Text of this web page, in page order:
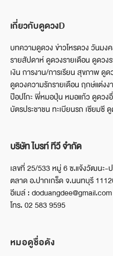
เกี่ยวกับดูดวงD
บทความดูดวง ข่าวโหรดวง วันม
รายสัปดาห์ ดูดวงรายเดือน ดูดว
เงิน การงาน/การเรียน สุขภาพ ดู
ดูดวงความรักรายเดือน ฤกษ์แต่ง
ป๊อปโกะ พี่หมอปุ่น หมอแก้ว ดูดวง
บัตรประชาชน ทะเบียนรถ เซียมซี
บริษัท ไบรท์ ทีวี จำกัด
เลขที่ 25/533 หมู่ 6 ซ.แจ้งวัฒนะ-
ตลาด อ.ปากเกร็ด จ.นนทบุรี
อีเมล์ : doduangdee@gmail.com
โทร. 02 583 9595
หมอดูชื่อดัง